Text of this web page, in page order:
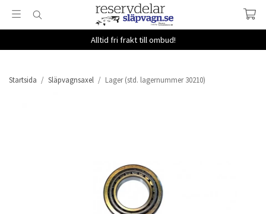
Alltid fri frakt till ombud!
Startsida / Släpvagnsaxel / Lager (std. lagernummer 30210)